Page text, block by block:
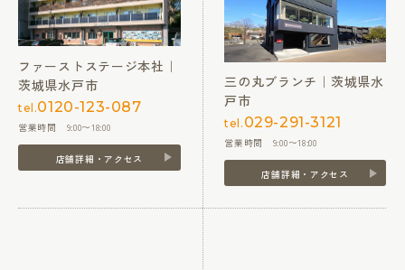
ファーストステージ本社｜
茨城県水戸市
tel.0120-123-087
営業時間 9:00〜18:00
店舗詳細・アクセス
三の丸ブランチ｜茨城県水
戸市
tel. 029-291-3121
営業時間 9:00〜18:00
店舗詳細・アクセス